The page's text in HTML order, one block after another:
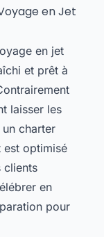
en Jet
en jet
et prêt à
laisser les
charter
est optimisé
clients
en
pour